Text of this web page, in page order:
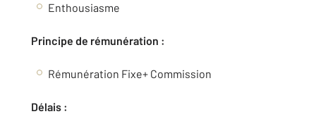
Enthousiasme
Principe de rémunération :
Rémunération Fixe+ Commission
Délais :